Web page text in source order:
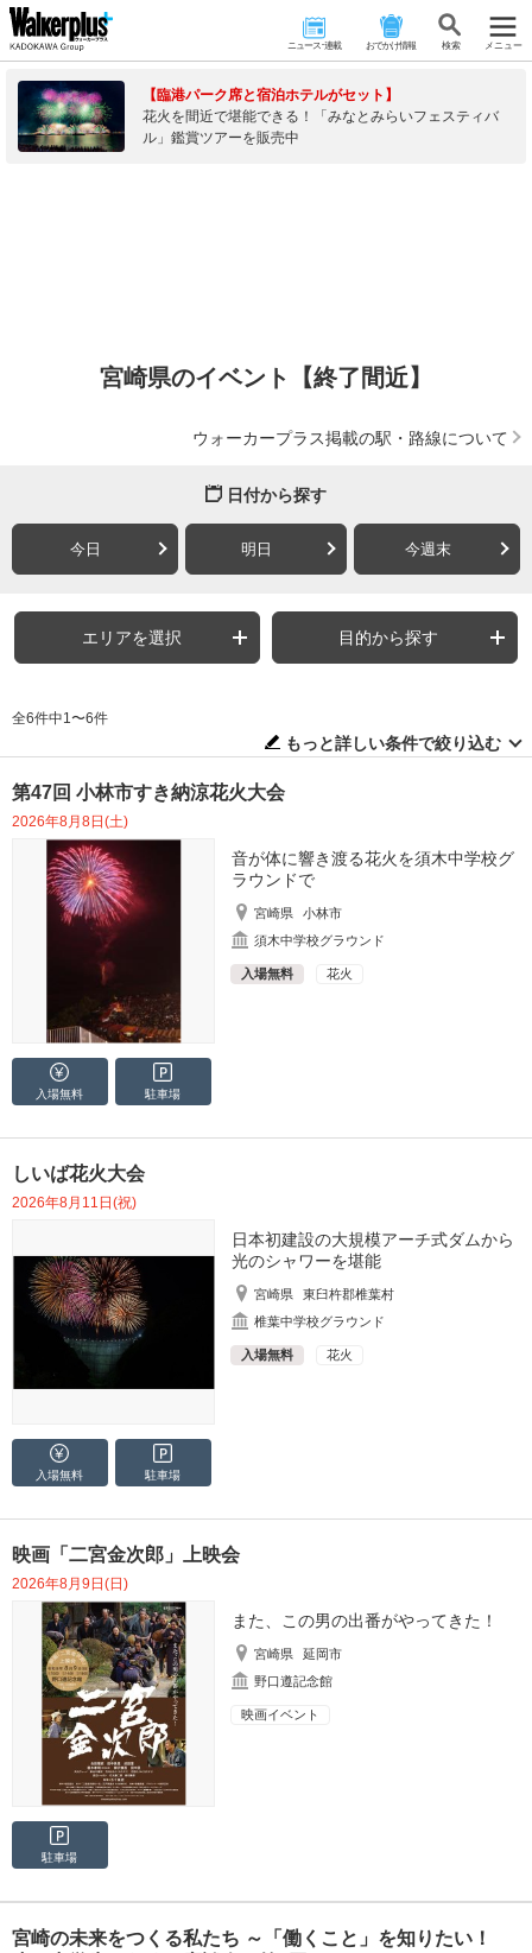
ニュース･連載 おでかけ情報 検 索 メニュー
【臨港パーク席と宿泊ホテルがセット】
花火を間近で堪能できる！「みなとみらいフェスティバ
ル」鑑賞ツアーを販売中
宮崎県のイベント【終了間近】
ウォーカープラス掲載の駅・路線について
日付から探す
今日 明日 今週末
エリアを選択 目的から探す
全6件中1〜6件
もっと詳しい条件で絞り込む
第47回 小林市すき納涼花火大会
2026年8月8日(土)
音が体に響き渡る花火を須木中学校グ
ラウンドで
宮崎県
小林市
須木中学校グラウンド
入場無料 花火
入場無料 駐車場
しいば花火大会
2026年8月11日(祝)
日本初建設の大規模アーチ式ダムから
光のシャワーを堪能
宮崎県
東臼杵郡椎葉村
椎葉中学校グラウンド
入場無料 花火
入場無料 駐車場
映画「二宮金次郎」上映会
2026年8月9日(日)
また、この男の出番がやってきた！
宮崎県
延岡市
野口遵記念館
映画イベント
駐車場
宮崎の未来をつくる私たち ～「働くこと」を知りたい！